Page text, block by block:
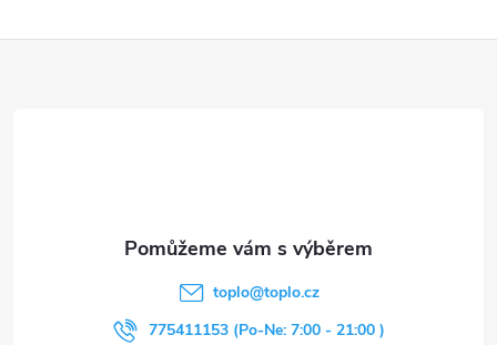
toplo@toplo.cz
775411153 (Po-Ne: 7:00 - 21:00 )